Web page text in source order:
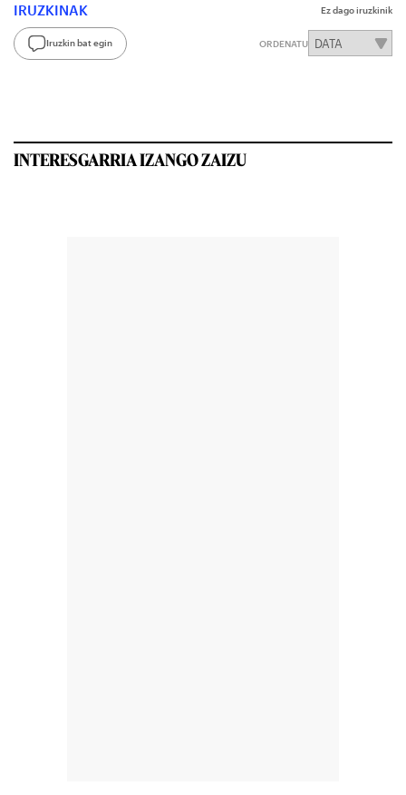
IRUZKINAK Ez dago iruzkinik
Iruzkin bat egin ORDENATU
INTERESGARRIA IZANGO ZAIZU